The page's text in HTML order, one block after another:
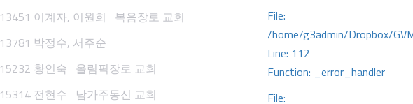
File:
/home/g3admin/Dropbox/
Line: 112
Function: _error_handler
File:
13451 이계자, 이원희 복음장로 교회
13781 박정수, 서주순
15232 황인숙 올림픽장로 교회
15314 전현수 남가주동신 교회